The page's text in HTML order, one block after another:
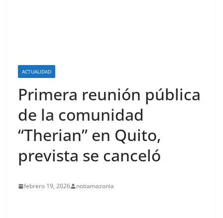
ACTUALIDAD
Primera reunión pública
de la comunidad
“Therian” en Quito,
prevista se canceló
febrero 19, 2026 notiamazonia